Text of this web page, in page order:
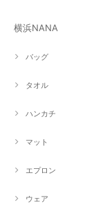
横浜NANA
バッグ
タオル
ハンカチ
マット
エプロン
ウェア